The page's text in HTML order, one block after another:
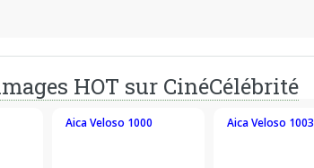
HOT sur CinéCélébrité
Aica Veloso 1000 Aica Veloso 1003